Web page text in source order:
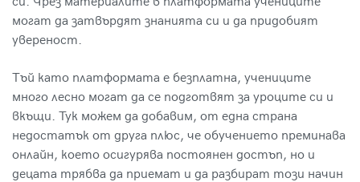
си. Чрез материалите в платформата учениците
могат да затвърдят знанията си и да придобият
увереност.
Тъй като платформата е безплатна, учениците
много лесно могат да се подготвят за уроците си и
вкъщи. Тук можем да добавим, от една страна
недостатък от друга плюс, че обучението преминава
онлайн, което осигурява постоянен достъп, но и
децата трябва да приемат и да разбират този начин